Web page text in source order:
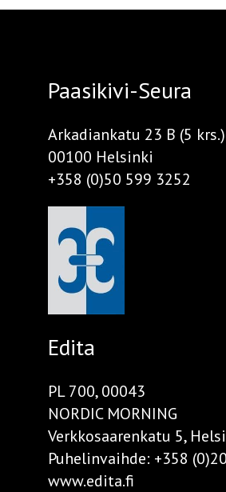
Paasikivi-Seura
Arkadiankatu 23 B (5 krs.)
00100 Helsinki
+358 (0)50 599 3252
Edita
PL 700, 00043
NORDIC MORNING
Verkkosaarenkatu 5,
Puhelinvaihde: +358
www.edita.fi